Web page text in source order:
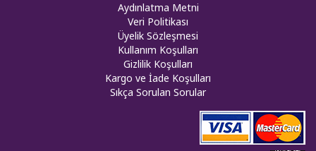
Aydınlatma Metni
Veri Politikası
Üyelik Sözleşmesi
Kullanım Koşulları
Gizlilik Koşulları
Kargo ve İade Koşulları
Sıkça Sorulan Sorular